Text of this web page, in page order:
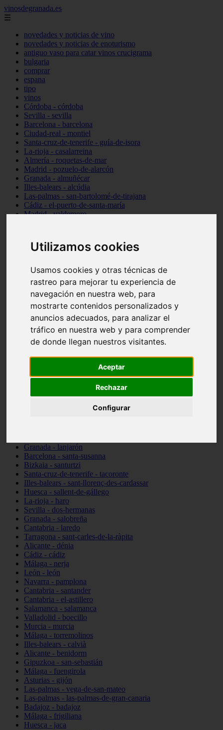
Utilizamos cookies
Usamos cookies y otras técnicas de
rastreo para mejorar tu experiencia de
navegación en nuestra web, para
mostrarte contenidos personalizados y
anuncios adecuados, para analizar el
tráfico en nuestra web y para comprender
de donde llegan nuestros visitantes.
Aceptar
Rechazar
Configurar
vinosdegranada.es
☰
novedades y noticias de vino
novedades y noticias de enoturismo
antiguo vaso para catar vinos crucigrama
bulgaria
comprar
espana
tipo
vinos
Córdoba - córdoba
Sevilla - sevilla
Barcelona - barcelona
Ciudad-real - montiel
Santa-cruz-de-tenerife - guía-de-isora
La-rioja - casalarreina
Almería - roquetas-de-mar
Madrid - pozuelo-de-alarcón
Granada - almuñécar
Illes-balears - alcúdia
Las-palmas - san-bartolomé-de-tirajana
Cádiz - el-puerto-de-santa-maría
Madrid - valdemoro
Cantabria - suances
Sevilla - bormujos
Málaga - júzcar
Huesca - alquézar
Huesca - castejón-de-sos
Lleida - alt-àneu
Córdoba - almedinilla
Navarra - zangoza
Cantabria - arenas-de-iguña
Barcelona - la-pobla-de-lillet
Murcia - cartagena
Madrid - nuevo-baztán
Granada - lanjarón
Barcelona - santa-susanna
Bizkaia - santurtzi
Santa-cruz-de-tenerife - tacoronte
Illes-balears - sant-llorenç-des-cardassar
Huesca - sallent-de-gállego
La-rioja - haro
Sevilla - dos-hermanas
Granada - salobreña
Cantabria - laredo
Tarragona - sant-carles-de-la-ràpita
Alicante - dénia
Cádiz - cádiz
Málaga - nerja
León - león
Navarra - pamplona
Cantabria - santander
Cantabria - el-astillero
Salamanca - salamanca
Valladolid - boecillo
Murcia - murcia
Málaga - torremolinos
Illes-balears - calvià
Alicante - benidorm
Gipuzkoa - san-sebastián
Málaga - fuengirola
Asturias - gijón
Las-palmas - vega-de-san-mateo
Las-palmas - las-palmas-de-gran-canaria
Badajoz - badajoz
Málaga - frigiliana
Huesca - jaca